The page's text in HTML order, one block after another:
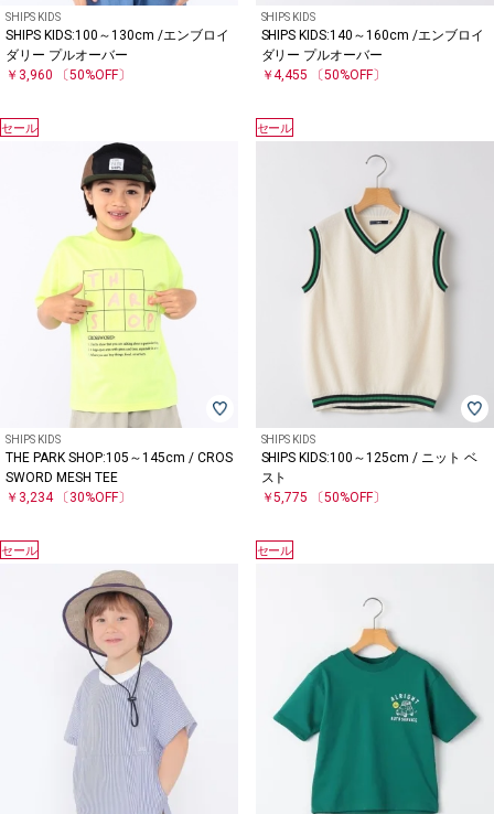
SHIPS KIDS
SHIPS KIDS:100～130cm /エンブロイ
ダリー プルオーバー
￥3,960 〔50%OFF〕
SHIPS KIDS
SHIPS KIDS:140～160cm /エンブロイ
ダリー プルオーバー
￥4,455
〔50%OFF〕
セール
SHIPS KIDS
THE PARK SHOP:105～145cm / CROS
SWORD MESH TEE
￥3,234〔30%OFF〕
セール
SHIPS KIDS
SHIPS KIDS:100～125cm / ニット ベ
スト
￥5,775
〔50%OFF〕
セール セール